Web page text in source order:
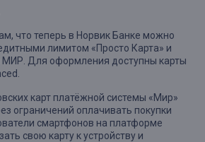
что теперь в Норвик Банке можно
лимитом «Просто Карта» и
МИР. Для оформления доступны карты
карт платёжной системы «Мир»
ограничений оплачивать покупки
смартфонов на платформе
свою карту к устройству и